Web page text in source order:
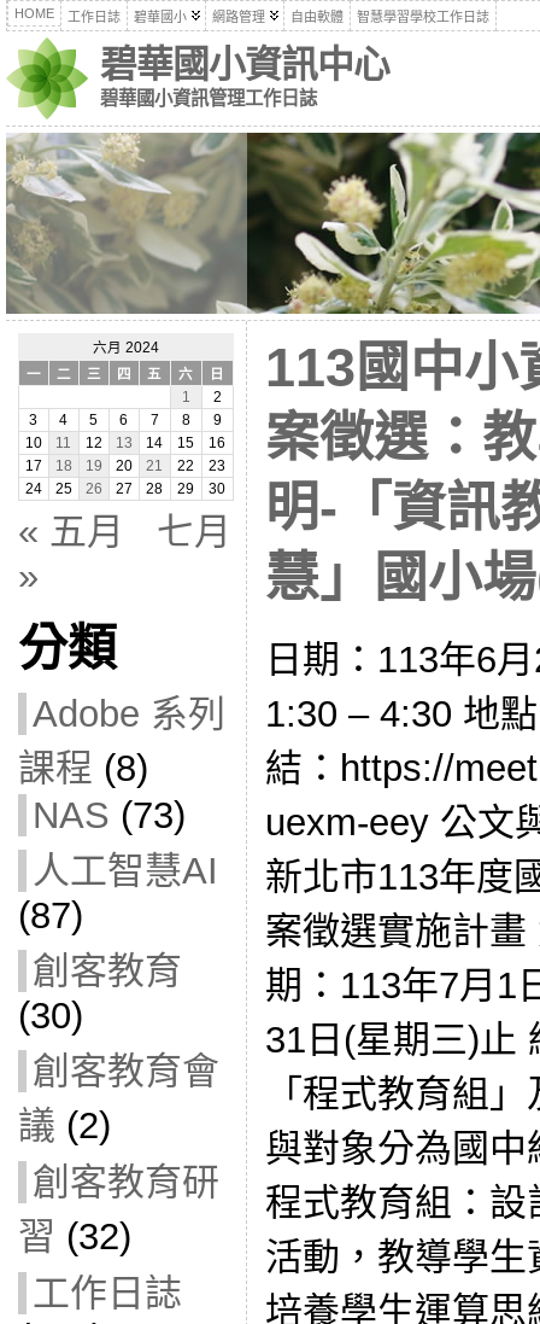
HOME 工作日誌 碧華國小 網路管理 自由軟體 智慧學習學校工作日誌
碧華國小資訊中心
碧華國小資訊管理工作日誌
六月 2024
一
二 三 四 五 六
日
1
2
3
4 5 6 7 8
9
10
11 12 13 14 15
16
17
18 19 20 21 22
23
24
25 26 27 28 29 30
« 五月
七月
»
分類
Adobe 系列
課程 (8)
NAS (73)
人工智慧AI
(87)
創客教育
(30)
創客教育會
議 (2)
創客教育研
習 (32)
工作日誌
113國中小
案徵選：
明-「資訊
慧」國小
日期：113年6
1:30 – 4:30 地
結：https://
uexm-eey 公文
新北市113年度
案徵選實施計
期：113年7月1
31日(星期三)止
「程式教育組
與對象分為國
程式教育組：
活動，教導學
培養學生運算